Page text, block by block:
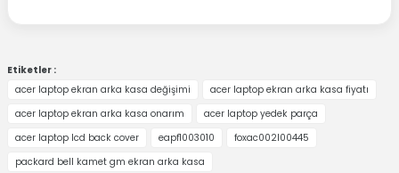
Etiketler :
acer laptop ekran arka kasa değişimi
acer laptop ekran arka kasa fiyatı
acer laptop ekran arka kasa onarım
acer laptop yedek parça
acer laptop lcd back cover
eapf1003010
foxac002l00445
packard bell kamet gm ekran arka kasa